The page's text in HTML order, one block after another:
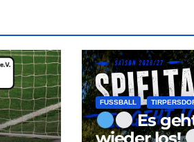
FUSSBALL
Es